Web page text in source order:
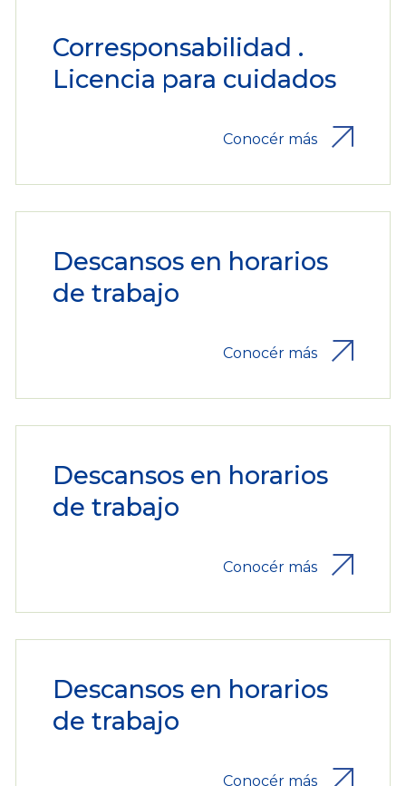
Corresponsabilidad .
Licencia para cuidados
Conocér más
Descansos en horarios
de trabajo
Conocér más
Descansos en horarios
de trabajo
Conocér más
Descansos en horarios
de trabajo
Conocér más